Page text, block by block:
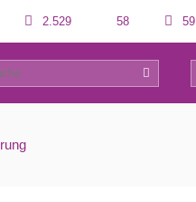
2.529 58 59
2